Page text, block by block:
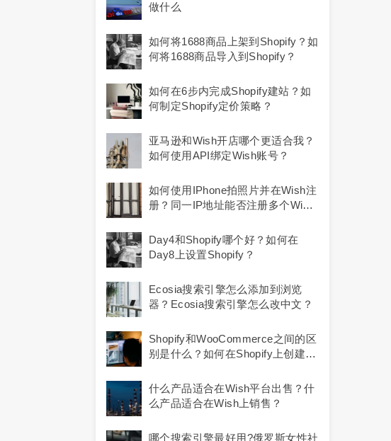
做什么
如何将1688商品上架到Shopify？如
何将1688商品导入到Shopify？
如何在6步内完成Shopify建站？如
何制定Shopify定价策略？
亚马逊和Wish开店哪个更适合我？
如何使用API绑定Wish账号？
如何使用iPhone拍照片并在Wish注
册？同一IP地址能否注册多个Wish
Day4和Shopify哪个好？如何在
Day8上设置Shopify？
Ecosia搜索引擎怎么添加到浏览
器？ecosia搜索引擎怎么改中文？
Shopify和WooCommerce之间的区
别是什么？如何在Shopify上创建一
什么产品适合在Wish平台出售？什
么产品适合在Wish上销售？
哪个搜索引擎最好用?俄罗斯女性社